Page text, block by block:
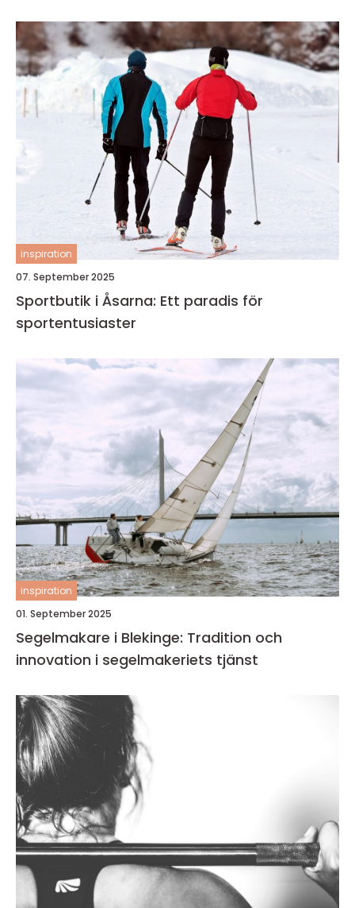
inspiration
07. September 2025
Sportbutik i Åsarna: Ett paradis för
sportentusiaster
inspiration
01. September 2025
Segelmakare i Blekinge: Tradition och
innovation i segelmakeriets tjänst